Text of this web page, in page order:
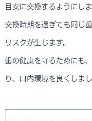
目安に交換するようにしま
交換時期を過ぎても同じ
リスクが生じます。
歯の健康を守るためにも
り、口内環境を良くしまし